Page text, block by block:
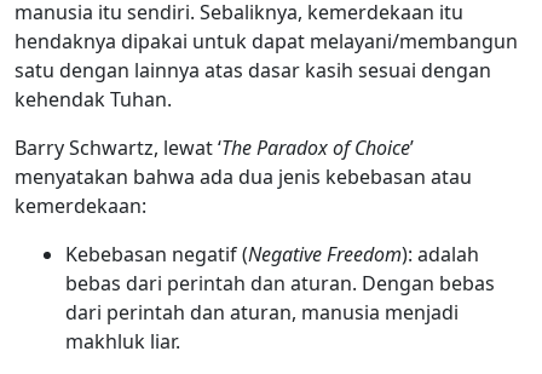
manusia itu sendiri. Sebaliknya, kemerdekaan itu
hendaknya dipakai untuk dapat melayani/membangun
satu dengan lainnya atas dasar kasih sesuai dengan
kehendak Tuhan.
Barry Schwartz, lewat ‘The Paradox of Choice’
menyatakan bahwa ada dua jenis kebebasan atau
kemerdekaan:
Kebebasan negatif (Negative Freedom): adalah
bebas dari perintah dan aturan. Dengan bebas
dari perintah dan aturan, manusia menjadi
makhluk liar.